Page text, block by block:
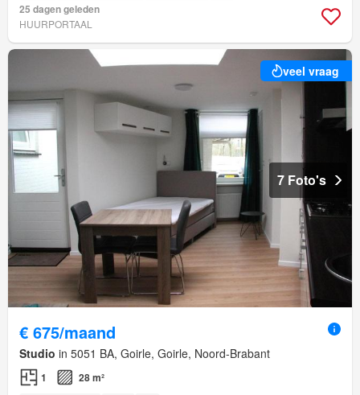
25 dagen geleden
HUURPORTAAL
veel vraag
7 Foto's
€ 675/maand
Studio in 5051 BA, Goirle, Goirle, Noord-Brabant
1 28 m²